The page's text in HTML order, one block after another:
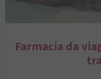
Farmacia da